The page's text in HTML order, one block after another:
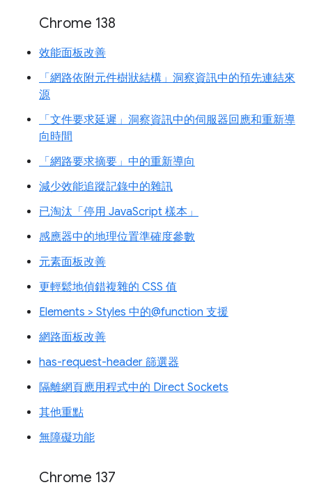
Chrome 138
效能面板改善
「網路依附元件樹狀結構」洞察資訊中的預先連結來
源
「文件要求延遲」洞察資訊中的伺服器回應和重新導
向時間
「網路要求摘要」中的重新導向
減少效能追蹤記錄中的雜訊
已淘汰「停用 JavaScript 樣本」
感應器中的地理位置準確度參數
元素面板改善
更輕鬆地偵錯複雜的 CSS 值
Elements > Styles 中的@function 支援
網路面板改善
has-request-header 篩選器
隔離網頁應用程式中的 Direct Sockets
其他重點
無障礙功能
Chrome 137